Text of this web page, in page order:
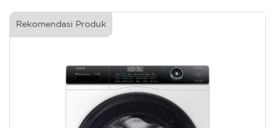
Rekomendasi Produk